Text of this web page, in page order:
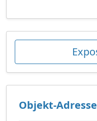
Objekt-Adresse